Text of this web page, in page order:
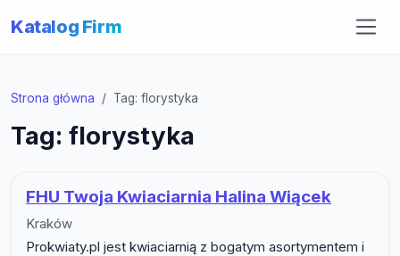
Katalog Firm
Strona główna Tag: florystyka
Tag: florystyka
FHU Twoja Kwiaciarnia Halina Wiącek
Kraków
Prokwiaty.pl jest kwiaciarnią z bogatym asortymentem i